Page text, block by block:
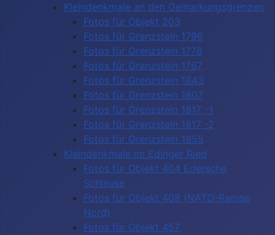
Kleindenkmale an den Gemarkungsgrenzen
Fotos für Objekt 203
Fotos für Grenzstein 1796
Fotos für Grenzstein 1776
Fotos für Grenzstein 1767
Fotos für Grenzstein 1843
Fotos für Grenzstein 1807
Fotos für Grenzstein 1817 -1
Fotos für Grenzstein 1817 -2
Fotos für Grenzstein 1855
Kleindenkmale im Edinger Ried
Fotos für Objekt 404 Edersche
Schleuse
Fotos für Objekt 408 (NATO-Rampe
Nord)
Fotos für Objekt 457